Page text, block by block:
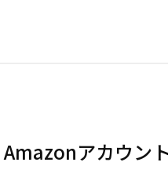
Amazonアカウン